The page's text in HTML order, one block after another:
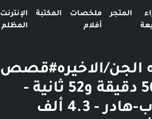
المتجر
ملخصات
أفلام
المكتبة
الإنترنت
المظلم
الاخيره#قصص
#رعب #قصص_واقعية - 56 دقيقة و52 ثانية -
الانتقال إلى القناة - العراب-هادر - 4.3 ألف